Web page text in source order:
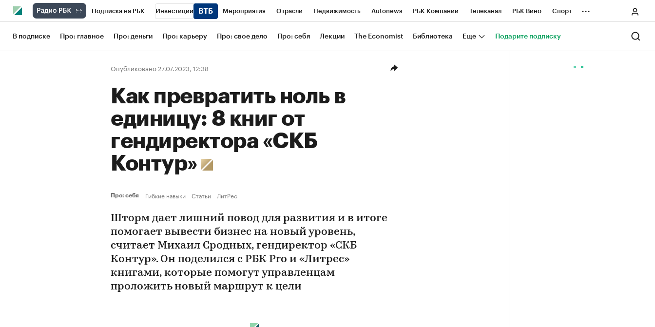
Подписка на РБК Инвестиции Мероприятия Отрасли Недвижимость Autonews РБК Компании Телеканал РБК Вино Спорт
Школа управления РБК РБК Образование РБК Life Тренды Визионеры Национальные проекты Город
Рынок наличной валюты
...
В подписке Про: главное Про: деньги Про: карьеру Про: свое дело Про: себя Лекции The Economist Библиотека Еще Подарите подписку
Опубликовано 27.07.2023, 12:38
Как превратить ноль в
единицу: 8 книг от
гендиректора «СКБ
Контур»
Про: себя Гибкие навыки Статьи ЛитРес
Шторм дает лишний повод для развития и в итоге
помогает вывести бизнес на новый уровень,
считает Михаил Сродных, гендиректор «СКБ
Контур». Он поделился с РБК Pro и «Литрес»
книгами, которые помогут управленцам
проложить новый маршрут к цели